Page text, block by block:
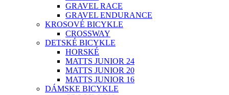
GRAVEL RACE
GRAVEL ENDURANCE
KROSOVÉ BICYKLE
CROSSWAY
DETSKÉ BICYKLE
HORSKÉ
MATTS JUNIOR 24
MATTS JUNIOR 20
MATTS JUNIOR 16
DÁMSKE BICYKLE